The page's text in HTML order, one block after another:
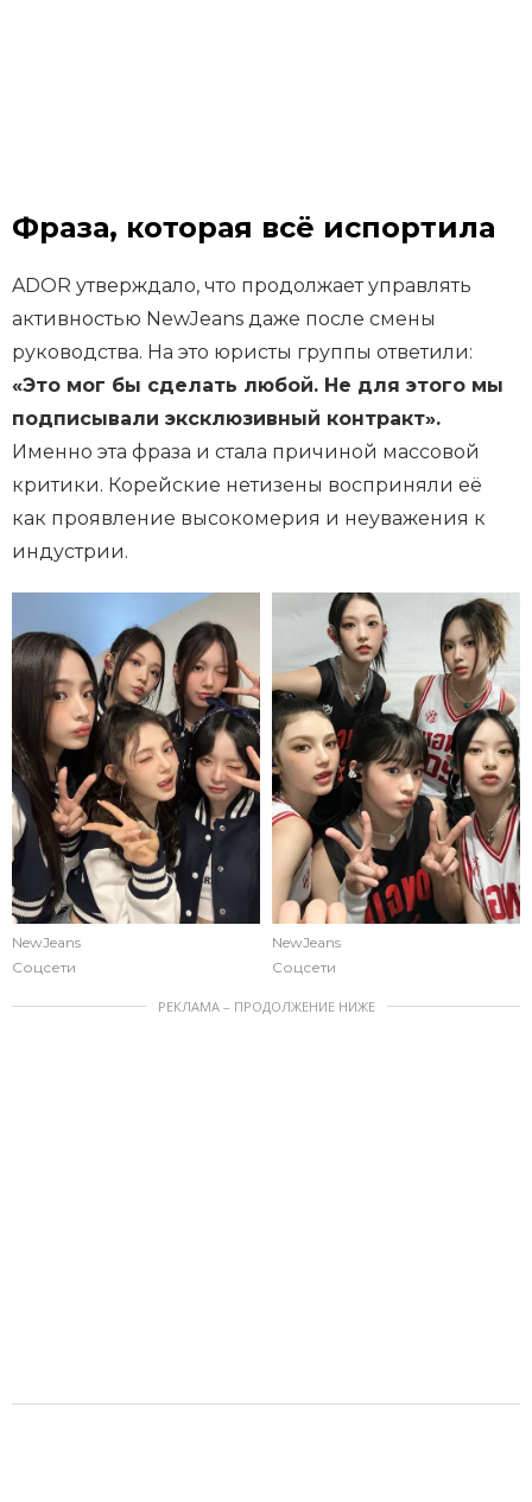
Фраза, которая всё испортила
ADOR утверждало, что продолжает управлять
активностью NewJeans даже после смены
руководства. На это юристы группы ответили:
«Это мог бы сделать любой. Не для этого мы
подписывали эксклюзивный контракт».
Именно эта фраза и стала причиной массовой
критики. Корейские нетизены восприняли её
как проявление высокомерия и неуважения к
индустрии.
NewJeans
Соцсети
NewJeans
Соцсети
РЕКЛАМА – ПРОДОЛЖЕНИЕ НИЖЕ